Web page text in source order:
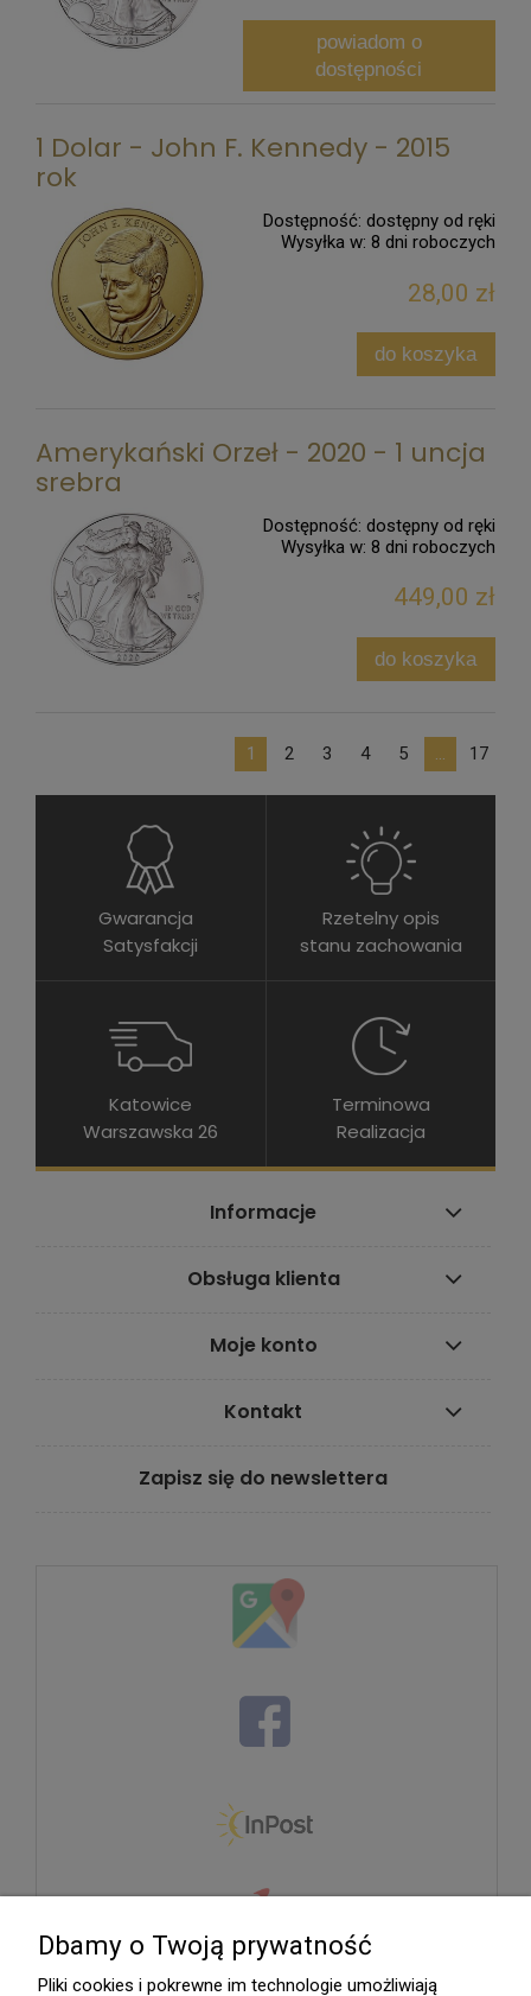
powiadom o
dostępności
1 Dolar - John F. Kennedy - 2015
rok
Dostępność: dostępny od ręki
Wysyłka w: 8 dni roboczych
28,00 zł
do koszyka
Amerykański Orzeł - 2020 - 1 uncja
srebra
Dostępność: dostępny od ręki
Wysyłka w: 8 dni roboczych
449,00 zł
do koszyka
1 2 3 4 5 ... 17
Gwarancja
Satysfakcji
Rzetelny opis
stanu zachowania
Katowice
Warszawska 26
Terminowa
Realizacja
Informacje
Obsługa klienta
Moje konto
Kontakt
Zapisz się do newslettera
Dbamy o Twoją prywatność
Pliki cookies i pokrewne im technologie umożliwiają